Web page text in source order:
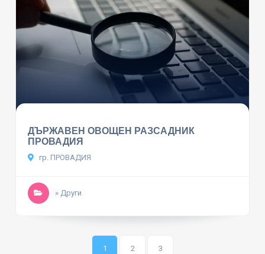
ДЪРЖАВЕН ОВОЩЕН РАЗСАДНИК
ПРОВАДИЯ
гр. ПРОВАДИЯ
» Други
1 2 3